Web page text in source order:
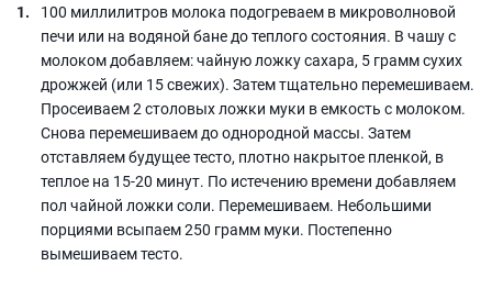
100 миллилитров молока подогреваем в микроволновой
печи или на водяной бане до теплого состояния. В чашу с
молоком добавляем: чайную ложку сахара, 5 грамм сухих
дрожжей (или 15 свежих). Затем тщательно перемешиваем.
Просеиваем 2 столовых ложки муки в емкость с молоком.
Снова перемешиваем до однородной массы. Затем
отставляем будущее тесто, плотно накрытое пленкой, в
теплое на 15-20 минут. По истечению времени добавляем
пол чайной ложки соли. Перемешиваем. Небольшими
порциями всыпаем 250 грамм муки. Постепенно
вымешиваем тесто.